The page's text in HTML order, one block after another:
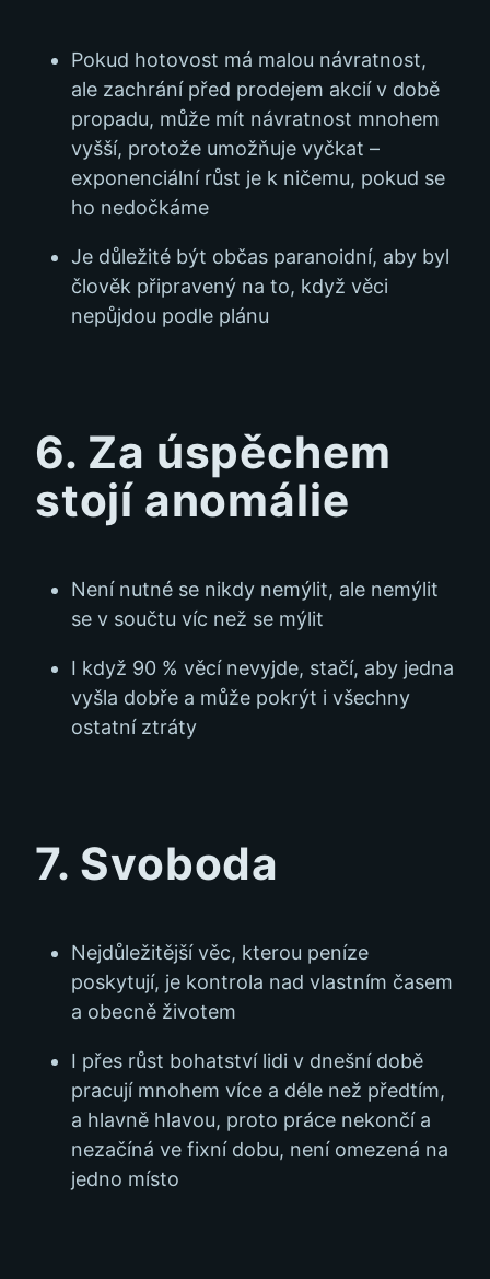
Pokud hotovost má malou návratnost,
ale zachrání před prodejem akcií v době
propadu, může mít návratnost mnohem
vyšší, protože umožňuje vyčkat –
exponenciální růst je k ničemu, pokud se
ho nedočkáme
Je důležité být občas paranoidní, aby byl
člověk připravený na to, když věci
nepůjdou podle plánu
6. Za úspěchem
stojí anomálie
Není nutné se nikdy nemýlit, ale nemýlit
se v součtu víc než se mýlit
I když 90 % věcí nevyjde, stačí, aby jedna
vyšla dobře a může pokrýt i všechny
ostatní ztráty
7. Svoboda
Nejdůležitější věc, kterou peníze
poskytují, je kontrola nad vlastním časem
a obecně životem
I přes růst bohatství lidi v dnešní době
pracují mnohem více a déle než předtím,
a hlavně hlavou, proto práce nekončí a
nezačíná ve fixní dobu, není omezená na
jedno místo